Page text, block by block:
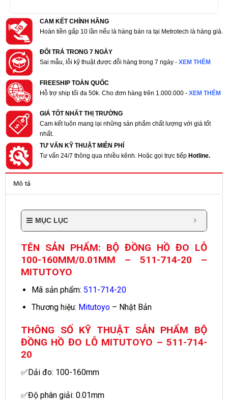
CAM KẾT CHÍNH HÃNG
Hoàn tiền gấp 10 lần nếu là hàng bán ra tại Metrotech là hàng giả.
ĐỔI TRẢ TRONG 7 NGÀY
Sai mẫu, lỗi kỹ thuật được đỗi hàng trong 7 ngày - XEM THÊM
FREESHIP TOÀN QUỐC
Hỗ trợ ship tối đa 50k. Cho đơn hàng trên 1.000.000 - XEM THÊM
GIÁ TỐT NHẤT THỊ TRƯỜNG
Cam kết luôn mang lại những sản phẩm chất lượng với giá tốt
nhất.
TƯ VẤN KỸ THUẬT MIỄN PHÍ
Tư vấn 24/7 thông qua nhiều kênh. Hoặc gọi trực tiếp Hotline.
Mô tả
MỤC LỤC
TÊN SẢN PHẨM: BỘ ĐỒNG HỒ ĐO LỖ
100-160MM/0.01MM – 511-714-20 –
MITUTOYO
Mã sản phẩm: 511-714-20
Thương hiệu: Mitutoyo– Nhật Bản
THÔNG SỐ KỸ THUẬT SẢN PHẨM BỘ
ĐỒNG HỒ ĐO LỖ MITUTOYO – 511-714-
20
✅Dải đo: 100-160mm
✅Độ phân giải: 0.01mm